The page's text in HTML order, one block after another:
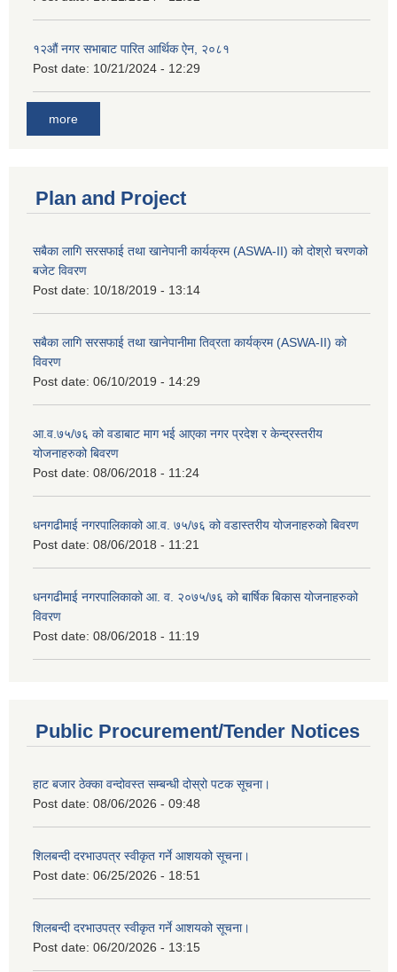
१२औं नगर सभाबाट पारित आर्थिक ऐन, २०८१
Post date: 10/21/2024 - 12:29
more
Plan and Project
सबैका लागि सरसफाई तथा खानेपानी कार्यक्रम (ASWA-II) को दोश्रो चरणको
बजेट विवरण
Post date: 10/18/2019 - 13:14
सबैका लागि सरसफाई तथा खानेपानीमा तिव्रता कार्यक्रम (ASWA-II) को
विवरण
Post date: 06/10/2019 - 14:29
आ.व.७५/७६ को वडाबाट माग भई आएका नगर प्रदेश र केन्द्रस्तरीय
योजनाहरुको बिवरण
Post date: 08/06/2018 - 11:24
धनगढीमाई नगरपालिकाको आ.व. ७५/७६ को वडास्तरीय योजनाहरुको बिवरण
Post date: 08/06/2018 - 11:21
धनगढीमाई नगरपालिकाको आ. व. २०७५/७६ को बार्षिक बिकास योजनाहरुको
विवरण
Post date: 08/06/2018 - 11:19
Public Procurement/Tender Notices
हाट बजार ठेक्का वन्दोवस्त सम्बन्धी दोस्रो पटक सूचना।
Post date: 08/06/2026 - 09:48
शिलबन्दी दरभाउपत्र स्वीकृत गर्ने आशयको सूचना।
Post date: 06/25/2026 - 18:51
शिलबन्दी दरभाउपत्र स्वीकृत गर्ने आशयको सूचना।
Post date: 06/20/2026 - 13:15